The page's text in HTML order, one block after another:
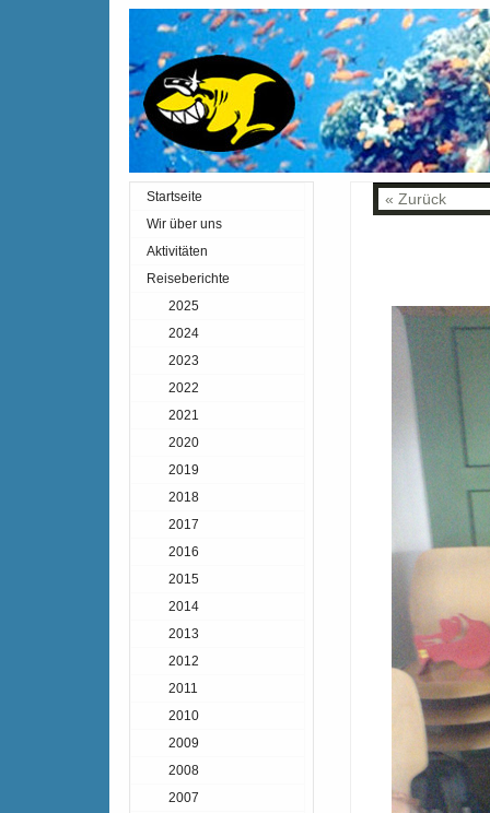
« Zurück
Startseite
Wir über uns
Aktivitäten
Reiseberichte
2025
2024
2023
2022
2021
2020
2019
2018
2017
2016
2015
2014
2013
2012
2011
2010
2009
2008
2007